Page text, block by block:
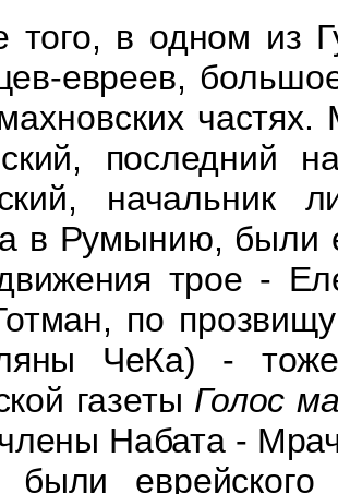
того, в одном из
евреев,
частях.
, последний
, начальник
в Румынию, были
трое -
, по
ЧеКа) -
газеты Голос
Набата -
были